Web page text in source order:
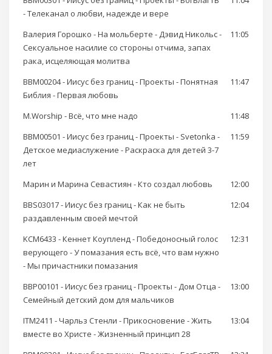
- Телеканал о любви, надежде и вере
Валерия Горошко - На мольберте - Дэвид Никольс -
Сексуальное насилие со стороны отчима, запах
рака, исцеляющая молитва
11:05
BBM00204 - Иисус без границ - Проекты - Понятная
Библия - Первая любовь
11:47
M.Worship - Всё, что мне надо
11:48
BBM00501 - Иисус без границ - Проекты - Svetonka -
Детское медиаслужение - Раскраска для детей 3-7
лет
11:59
Марин и Марина Севастиян - Кто создал любовь
12:00
BBS03017 - Иисус без границ - Как не быть
раздавленным своей мечтой
12:04
KCM6433 - Кеннет Коупленд - Победоносный голос
верующего - У помазания есть всё, что вам нужно
- Мы причастники помазания
12:31
BBP00101 - Иисус без границ - Проекты - Дом Отца -
Семейный детский дом для мальчиков
13:00
ITM2411 - Чарльз Стенли - Прикосновение - Жить
вместе во Христе - Жизненный принцип 28
13:04